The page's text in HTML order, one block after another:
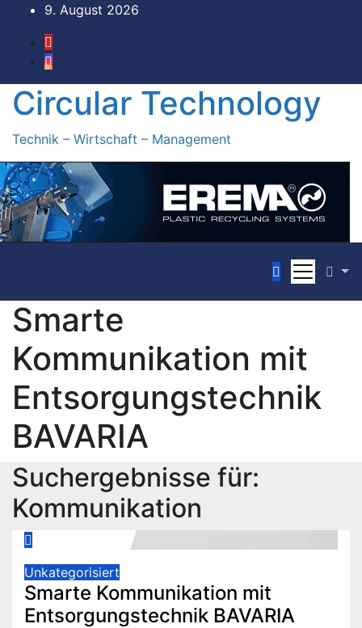
springen
9. August 2026
Circular Technology
Technik – Wirtschaft – Management
Smarte
Kommunikation mit
Entsorgungstechnik
BAVARIA
Suchergebnisse für:
Kommunikation
Unkategorisiert
Smarte Kommunikation mit
Entsorgungstechnik BAVARIA